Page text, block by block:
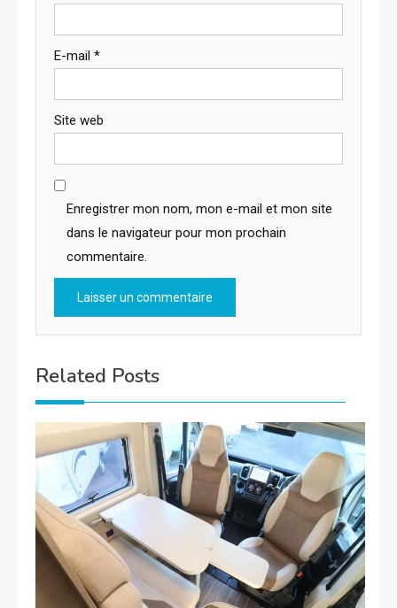
E-mail *
Site web
Enregistrer mon nom, mon e-mail et mon site
dans le navigateur pour mon prochain
commentaire.
Related Posts